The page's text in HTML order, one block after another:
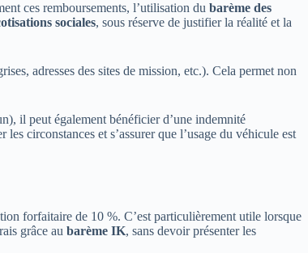
ces remboursements, l’utilisation du barème des
sociales, sous réserve de justifier la réalité et la
adresses des sites de mission, etc.). Cela permet non
il peut également bénéficier d’une indemnité
circonstances et s’assurer que l’usage du véhicule est
forfaitaire de 10 %. C’est particulièrement utile lorsque
grâce au barème IK, sans devoir présenter les